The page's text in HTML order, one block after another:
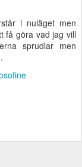
i nuläget men
få göra vad jag vill
sprudlar men